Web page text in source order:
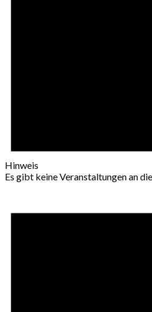
Hinweis
Es gibt keine Veranstaltungen an